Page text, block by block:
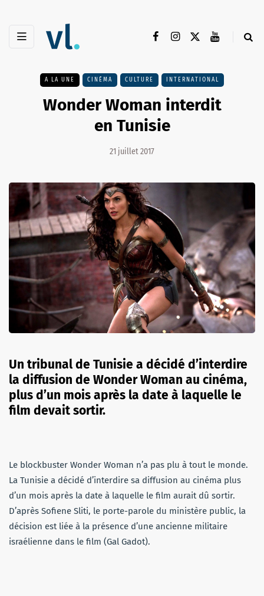
A LA UNE CINÉMA CULTURE INTERNATIONAL
Wonder Woman interdit
en Tunisie
21 juillet 2017
Un tribunal de Tunisie a décidé d’interdire
la diffusion de Wonder Woman au cinéma,
plus d’un mois après la date à laquelle le
film devait sortir.
Le blockbuster Wonder Woman n’a pas plu à tout le monde.
La Tunisie a décidé d’interdire sa diffusion au cinéma plus
d’un mois après la date à laquelle le film aurait dû sortir.
D’après Sofiene Sliti, le porte-parole du ministère public, la
décision est liée à la présence d’une ancienne militaire
israélienne dans le film (Gal Gadot).